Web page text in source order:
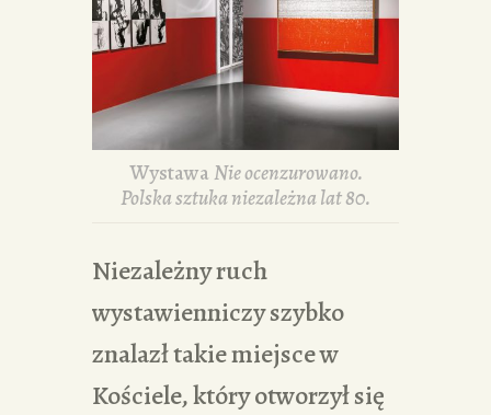
WystawaNie ocenzurowano.
Polska sztuka niezależna lat 80.
Niezależny ruch
wystawienniczy szybko
znalazł takie miejsce w
Kościele, który otworzył się